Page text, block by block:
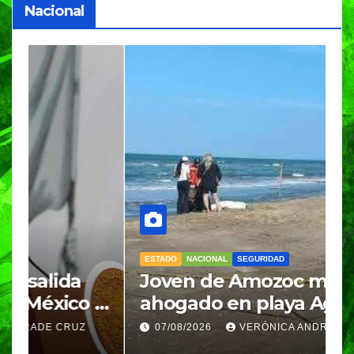
Nacional
ESTADO SEGURIDAD
Joven de Amozoc muere
ahogado en playa Agua
Azul, en Cazones, Veracruz
07/08/2026 VERÓNICA ANDRADE CRUZ